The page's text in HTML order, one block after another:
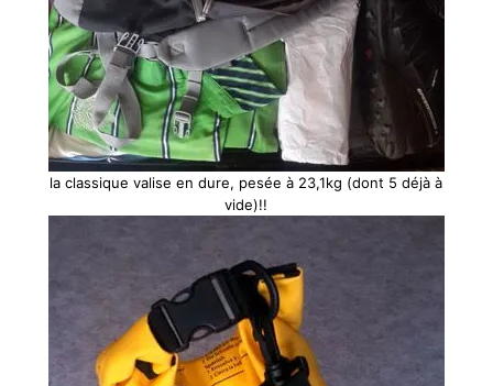
la classique valise en dure, pesée à 23,1kg (dont 5 déjà à
vide)!!